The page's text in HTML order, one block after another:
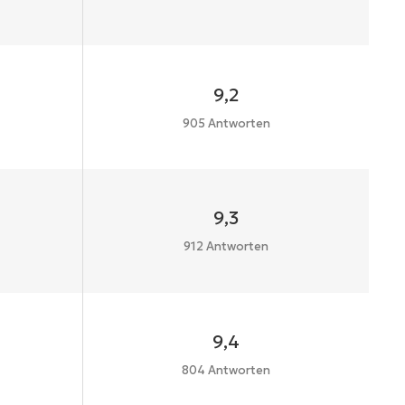
9,2
905 Antworten
9,3
912 Antworten
9,4
804 Antworten